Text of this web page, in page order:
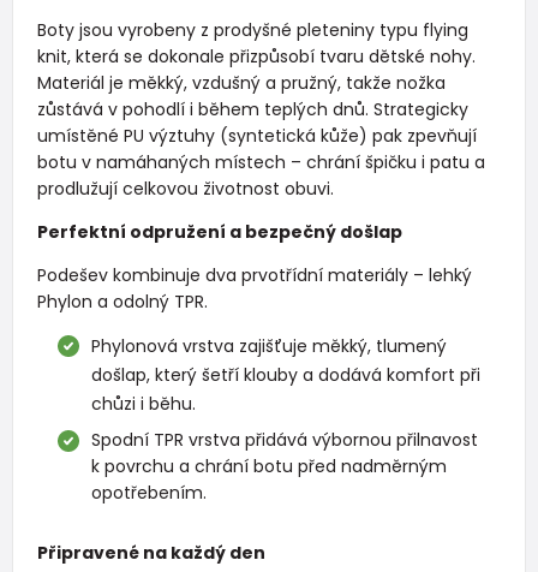
Boty jsou vyrobeny z prodyšné pleteniny typu flying
knit, která se dokonale přizpůsobí tvaru dětské nohy.
Materiál je měkký, vzdušný a pružný, takže nožka
zůstává v pohodlí i během teplých dnů. Strategicky
umístěné PU výztuhy (syntetická kůže) pak zpevňují
botu v namáhaných místech – chrání špičku i patu a
prodlužují celkovou životnost obuvi.
Perfektní odpružení a bezpečný došlap
Podešev kombinuje dva prvotřídní materiály – lehký
Phylon a odolný TPR.
Phylonová vrstva zajišťuje měkký, tlumený
došlap, který šetří klouby a dodává komfort při
chůzi i běhu.
Spodní TPR vrstva přidává výbornou přilnavost
k povrchu a chrání botu před nadměrným
opotřebením.
Připravené na každý den